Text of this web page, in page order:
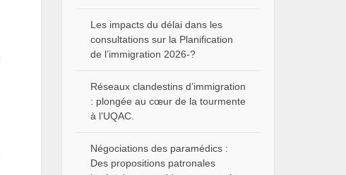
Les impacts du délai dans les
consultations sur la Planification
de l’immigration 2026-?
Réseaux clandestins d’immigration
: plongée au cœur de la tourmente
à l’UQAC.
Négociations des paramédics :
Des propositions patronales